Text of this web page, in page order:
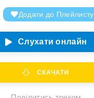
Додати до Плейлисту
Слухати онлайн
СКАЧАТИ